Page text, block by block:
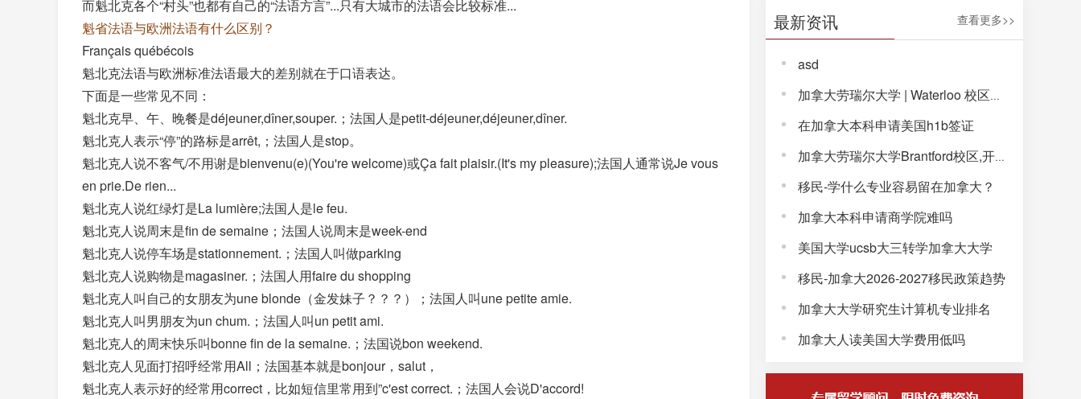
而魁北克各个“村头”也都有自己的“法语方言”...只有大城市的法语会比较标准...
魁省法语与欧洲法语有什么区别？
Français québécois
魁北克法语与欧洲标准法语最大的差别就在于口语表达。
下面是一些常见不同：
魁北克早、午、晚餐是déjeuner,dîner,souper.；法国人是petit-déjeuner,déjeuner,dîner.
魁北克人表示“停”的路标是arrêt,；法国人是stop。
魁北克人说不客气/不用谢是bienvenu(e)(You're welcome)或Ça fait plaisir.(It's my pleasure);法国人通常说Je vous
en prie.De rien...
魁北克人说红绿灯是La lumière;法国人是le feu.
魁北克人说周末是fin de semaine；法国人说周末是week-end
魁北克人说停车场是stationnement.；法国人叫做parking
魁北克人说购物是magasiner.；法国人用faire du shopping
魁北克人叫自己的女朋友为une blonde（金发妹子？？？）；法国人叫une petite amie.
魁北克人叫男朋友为un chum.；法国人叫un petit ami.
魁北克人的周末快乐叫bonne fin de la semaine.；法国说bon weekend.
魁北克人见面打招呼经常用All；法国基本就是bonjour，salut，
魁北克人表示好的经常用correct，比如短信里常用到”c'est correct.；法国人会说D'accord!
最新资讯 查看更多>>
asd
加拿大劳瑞尔大学 | Waterloo 校区，解锁完整大学体验！
在加拿大本科申请美国h1b签证
加拿大劳瑞尔大学Brantford校区,开启通往未来的大学生活!
移民-学什么专业容易留在加拿大？
加拿大本科申请商学院难吗
美国大学ucsb大三转学加拿大大学
移民-加拿大2026-2027移民政策趋势
加拿大大学研究生计算机专业排名
加拿大人读美国大学费用低吗